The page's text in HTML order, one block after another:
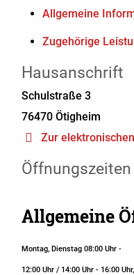
Allgemeine
Zugehörige
Hausanschrift
Schulstraße 3
76470 Ötigheim
Zur
Öffnungszeiten
Allgemeine
Montag, Dienstag 08:00 Uhr -
12:00 Uhr / 14:00 Uhr - 16:00 Uhr,